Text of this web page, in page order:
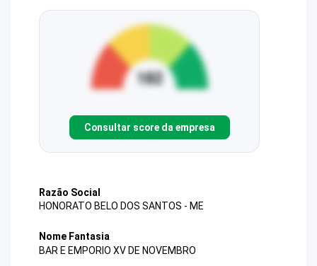
Consultar score da empresa
Razão Social
HONORATO BELO DOS SANTOS - ME
Nome Fantasia
BAR E EMPORIO XV DE NOVEMBRO